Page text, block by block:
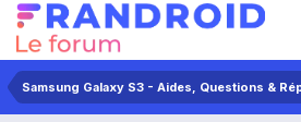
Samsung Galaxy S3 - Aides, Questions &